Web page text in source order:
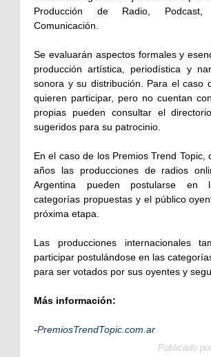
Producción de Radio,
Comunicación.
Se evaluarán aspectos formales y
producción artística, periodística y
sonora y su distribución. Para el caso
quieren participar, pero no cuentan
propias pueden consultar el
sugeridos para su patrocinio.
En el caso de los Premios Trend Topic,
años las producciones de radios
Argentina pueden postularse en
categorías propuestas y el público
próxima etapa.
Las producciones internacionales
participar postulándose en las
para ser votados por sus oyentes y
Más información:
-PremiosTrendTopic.com.ar
Publicado